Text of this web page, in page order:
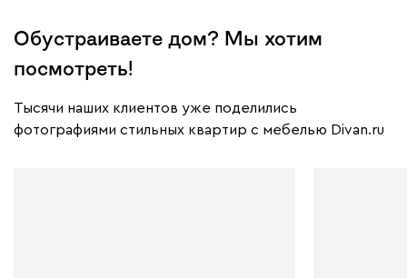
Обустраиваете дом? Мы хотим
посмотреть!
Тысячи наших клиентов уже поделились
фотографиями стильных квартир с мебелью Divan.ru